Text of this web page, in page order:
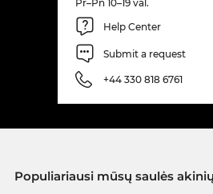
Pr–Pn 10–19 val.
Help Center
Submit a request
+44 330 818 6761
Populiariausi mūsų saulės